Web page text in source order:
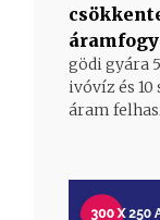
gödi gyára
ivóvíz és
áram